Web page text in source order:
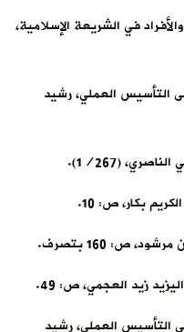
في الشريعة الإسلامية،
التأسيس العملي، رشيد
(1/267).
بكار، ص: 10.
ص: 160 بتصرف.
زيد العجمي، ص: 49.
التأسيس العملي، رشيد